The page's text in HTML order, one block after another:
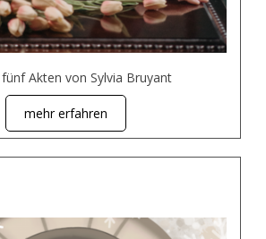
Akten von Sylvia Bruyant
mehr erfahren